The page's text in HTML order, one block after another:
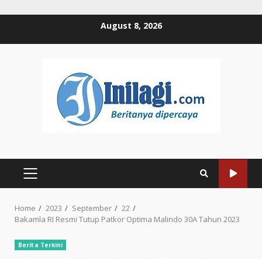
August 8, 2026
PRIMARY
Home 2023 September
22
Bakamla RI Resmi Tutup Patkor Optima Malindo 30A Tahun 2023
Berita Terkini